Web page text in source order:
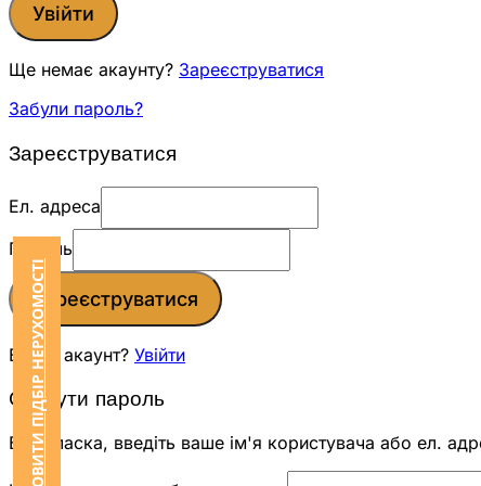
ЗАМОВИТИ ПІДБІР НЕРУХОМОСТІ
Увійти
Ще немає акаунту? Зареєструватися
Забули пароль?
Зареєструватися
Ел. адреса
Пароль
Зареєструватися
Вже є акаунт? Увійти
Скинути пароль
Будь ласка, введіть ваше ім'я користувача або ел.